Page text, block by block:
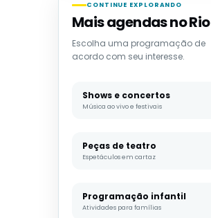
CONTINUE EXPLORANDO
Mais agendas no Rio
Escolha uma programação de
acordo com seu interesse.
Shows e concertos
Música ao vivo e festivais
Peças de teatro
Espetáculos em cartaz
Programação infantil
Atividades para famílias